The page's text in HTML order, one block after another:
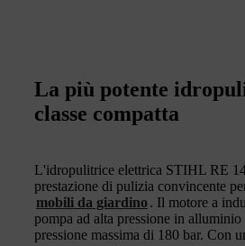
La più potente
classe compatta
L'idropulitrice elettrica STIHL RE
prestazione di pulizia convincente
mobili da giardino . Il motore a
pompa ad alta pressione in alluminio
pressione massima di 180 bar. Con